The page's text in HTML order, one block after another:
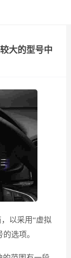
大的型号中
以采用“虚拟
选项。